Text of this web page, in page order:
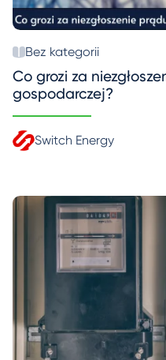
Bez kategorii
Co grozi za
gospodarczej?
Switch Energy